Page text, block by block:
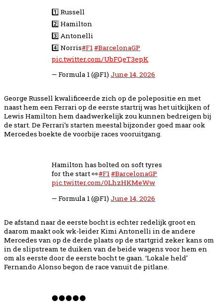
1️⃣ Russell
2️⃣ Hamilton
3️⃣ Antonelli
4️⃣ Norris#F1 #BarcelonaGP
pic.twitter.com/UbFQeT3epK
— Formula 1 (@F1)June 14, 2026
George Russell kwalificeerde zich op de polepositie en met
naast hem een Ferrari op de eerste startrij was het uitkijken of
Lewis Hamilton hem daadwerkelijk zou kunnen bedreigen bij
de start. De Ferrari’s starten meestal bijzonder goed maar ook
Mercedes boekte de voorbije races vooruitgang.
Hamilton has bolted on soft tyres
for the start 👀#F1#BarcelonaGP
pic.twitter.com/0LhzHKMeWw
— Formula 1 (@F1)June 14, 2026
De afstand naar de eerste bocht is echter redelijk groot en
daarom maakt ook wk-leider Kimi Antonelli in de andere
Mercedes van op de derde plaats op de startgrid zeker kans om
in de slipstream te duiken van de beide wagens voor hem en
om als eerste door de eerste bocht te gaan. ‘Lokale held’
Fernando Alonso begon de race vanuit de pitlane.
⚫️⚫️⚫️⚫️⚫️